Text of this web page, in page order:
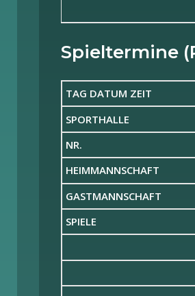
Spieltermine
TAG DATUM ZEIT
SPORTHALLE
NR.
HEIMMANNSCHAFT
GASTMANNSCHAFT
SPIELE